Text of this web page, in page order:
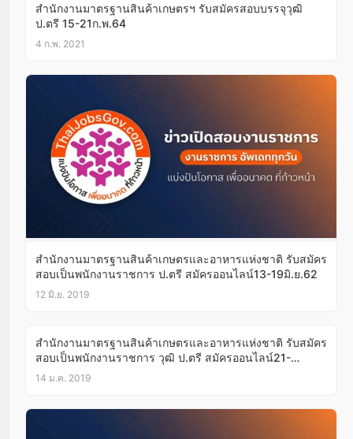
สำนักงานมาตรฐานสินค้าเกษตรฯ รับสมัครสอบบรรจุวุฒิ
ป.ตรี 15-21ก.พ.64
4 ก.พ. 2021
สำนักงานมาตรฐานสินค้าเกษตรและอาหารแห่งชาติ รับสมัคร
สอบเป็นพนักงานราชการ ป.ตรี สมัครออนไลน์13-19มิ.ย.62
12 มิ.ย. 2019
สำนักงานมาตรฐานสินค้าเกษตรและอาหารแห่งชาติ รับสมัคร
สอบเป็นพนักงานราชการ วุฒิ ป.ตรี สมัครออนไลน์21-
25ม.ค.62
14 ม.ค. 2019